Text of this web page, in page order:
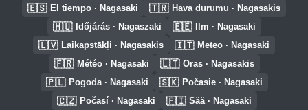
🇪🇸 El tiempo · Nagasaki 🇹🇷 Hava durumu · Nagasakis
🇭🇺 Időjárás · Nagaszaki 🇪🇪 Ilm · Nagasaki
🇱🇻 Laikapstākļi · Nagasakis 🇮🇹 Meteo · Nagasaki
🇫🇷 Météo · Nagasaki 🇱🇹 Oras · Nagasakis
🇵🇱 Pogoda · Nagasaki 🇸🇰 Počasie · Nagasaki
🇨🇿 Počasí · Nagasaki 🇫🇮 Sää · Nagasaki